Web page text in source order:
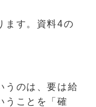
ます。資料4の
のは、要は給
うことを「確